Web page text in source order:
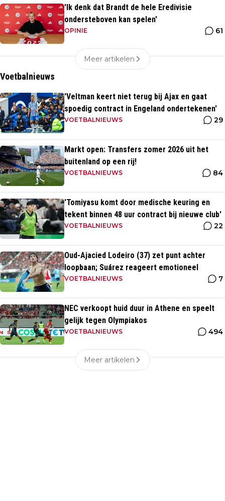
'Ik denk dat Brandt de hele Eredivisie
ondersteboven kan spelen'
OPINIE 61
Meer artikelen
Voetbalnieuws
'Veltman keert niet terug bij Ajax en gaat
spoedig contract in Engeland ondertekenen'
VOETBALNIEUWS 29
Markt open: Transfers zomer 2026 uit het
buitenland op een rij!
VOETBALNIEUWS 84
'Tomiyasu komt door medische keuring en
tekent binnen 48 uur contract bij nieuwe club'
VOETBALNIEUWS 22
Oud-Ajacied Lodeiro (37) zet punt achter
loopbaan; Suárez reageert emotioneel
VOETBALNIEUWS 7
NEC verkoopt huid duur in Athene en speelt
gelijk tegen Olympiakos
VOETBALNIEUWS 494
Meer artikelen